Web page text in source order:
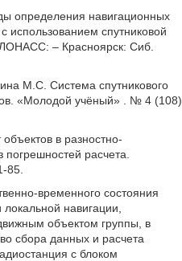
определения навигационных
использованием спутниковой
– Красноярск: Сиб.
М.С. Система спутникового
«Молодой учёный» . № 4 (108)
в разностно-
расчета.
85.
временного состояния
навигации,
объектом группы, в
сбора данных и расчета
с блоком